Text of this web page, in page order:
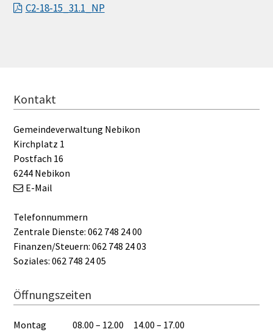
C2-18-15_31.1_NP
FOOTER
Kontakt
Gemeindeverwaltung Nebikon
Kirchplatz 1
Postfach 16
6244 Nebikon
E-Mail
Telefonnummern
Zentrale Dienste: 062 748 24 00
Finanzen/Steuern: 062 748 24 03
Soziales: 062 748 24 05
Öffnungszeiten
Montag 08.00 – 12.00
14.00 – 17.00